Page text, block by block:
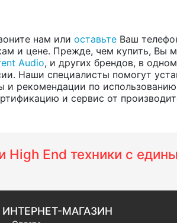
нам или оставьте Ваш
и цене. Прежде, чем купить, Вы
Audio, и других брендов, в
Наши специалисты помогут
рекомендации по
и сервис от
High End техники с
ИНТЕРНЕТ-МАГАЗИН